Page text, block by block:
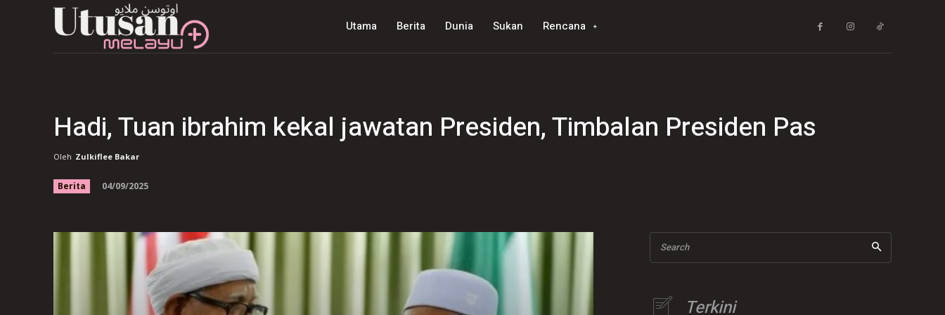
Utama Berita Dunia Sukan Rencana
Hadi, Tuan ibrahim kekal jawatan Presiden, Timbalan Presiden Pas
Oleh Zulkiflee Bakar
Berita 04/09/2025
Search
Terkini